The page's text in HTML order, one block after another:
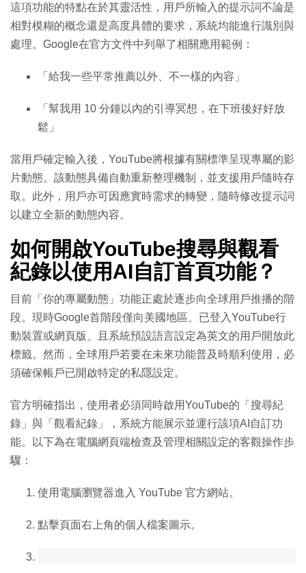
這項功能的特點在於其靈活性，用戶所輸入的提示詞不論是
相對模糊的概念還是高度具體的要求，系統均能進行識別與
處理。Google在官方文件中列舉了相關應用範例：
「給我一些平常推薦以外、不一樣的內容」
「幫我用 10 分鐘以內的引導冥想，在下班後好好放
鬆」
當用戶確定輸入後，YouTube將根據有關標準呈現專屬的影
片動態。該動態具備自動重新整理機制，並支援用戶隨時存
取。此外，用戶亦可因應實時需求的轉變，隨時修改提示詞
以建立全新的動態內容。
如何開啟YouTube搜尋與觀看
紀錄以使用AI自訂首頁功能？
目前「你的專屬動態」功能正處於逐步向全球用戶推播的階
段。現時Google首階段僅向美國地區、已登入YouTube行
動裝置或網頁版、且系統預設語言設定為英文的用戶開放此
標籤。然而，全球用戶若要在未來功能普及時順利使用，必
須確保帳戶已開啟特定的私隱設定。
官方明確指出，使用者必須同時啟用YouTube的「搜尋紀
錄」與「觀看紀錄」，系統方能展示並運行該項AI自訂功
能。以下為在電腦網頁端檢查及管理相關設定的客觀操作步
驟：
使用電腦瀏覽器進入 YouTube 官方網站。
點擊頁面右上角的個人檔案圖示。